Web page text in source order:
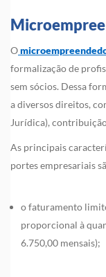
O
formalização de
sem sócios. Dessa
a diversos direitos,
Jurídica),
As principais
portes empresariais
o faturamento
proporcional à
6.750,00 mensais);